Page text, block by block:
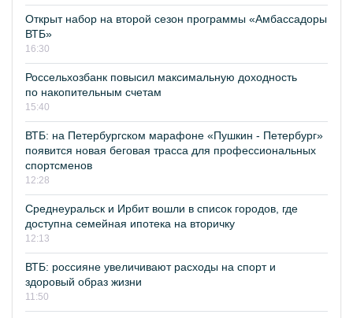
Открыт набор на второй сезон программы «Амбассадоры
ВТБ»
16:30
Россельхозбанк повысил максимальную доходность
по накопительным счетам
15:40
ВТБ: на Петербургском марафоне «Пушкин - Петербург»
появится новая беговая трасса для профессиональных
спортсменов
12:28
Среднеуральск и Ирбит вошли в список городов, где
доступна семейная ипотека на вторичку
12:13
ВТБ: россияне увеличивают расходы на спорт и
здоровый образ жизни
11:50